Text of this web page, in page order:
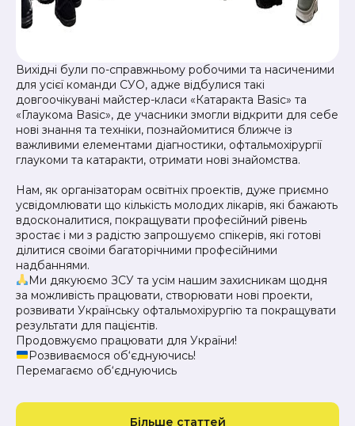
Вихідні були по-справжньому робочими та насиченими
для усієї команди СУО, адже відбулися такі
довгоочікувані майстер-класи «Катаракта Basic» та
«Глаукома Basic», де учасники змогли відкрити для себе
нові знання та техніки, познайомитися ближче із
важливими елементами діагностики, офтальмохірургії
глаукоми та катаракти, отримати нові знайомства.
Нам, як організаторам освітніх проектів, дуже приємно
усвідомлювати що кількість молодих лікарів, які бажають
вдосконалитися, покращувати професійний рівень
зростає і ми з радістю запрошуємо спікерів, які готові
ділитися своіми багаторічними професійними
надбаннями.
Ми дякуюємо ЗСУ та усім нашим захисникам щодня
за можливість працювати, створювати нові проекти,
розвивати Українську офтальмохірургію та покращувати
результати для пацієнтів.
Продовжуємо працювати для України!
Розвиваємося об‘єднуючись!
Перемагаємо об‘єднуючись
Більше статтей